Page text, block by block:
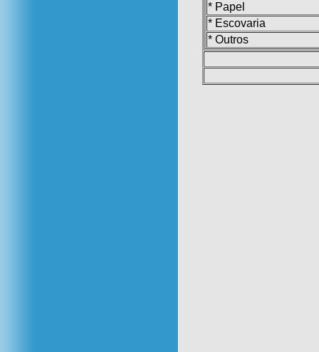
* Papel
* Escovaria
* Outros